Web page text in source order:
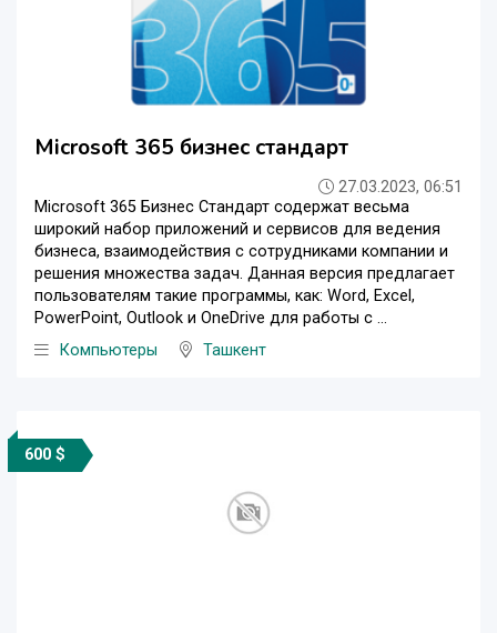
Microsoft 365 бизнес стандарт
27.03.2023, 06:51
Microsoft 365 Бизнес Стандарт содержат весьма
широкий набор приложений и сервисов для ведения
бизнеса, взаимодействия с сотрудниками компании и
решения множества задач. Данная версия предлагает
пользователям такие программы, как: Word, Excel,
PowerPoint, Outlook и OneDrive для работы с ...
Компьютеры
Ташкент
600 $